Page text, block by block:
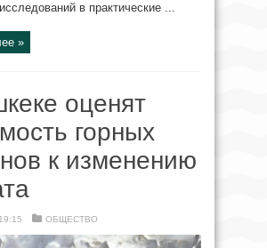
в практические ...
»
оценят
горных
к изменению
ОБЩЕСТВО